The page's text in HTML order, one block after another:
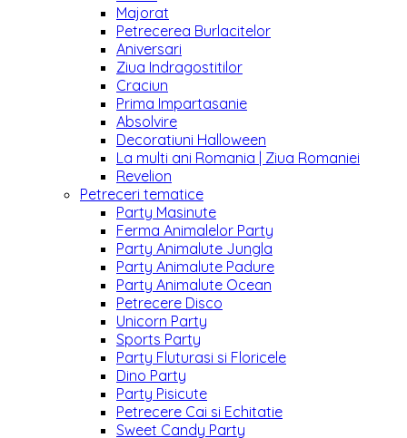
Majorat
Petrecerea Burlacitelor
Aniversari
Ziua Indragostitilor
Craciun
Prima Impartasanie
Absolvire
Decoratiuni Halloween
La multi ani Romania | Ziua Romaniei
Revelion
Petreceri tematice
Party Masinute
Ferma Animalelor Party
Party Animalute Jungla
Party Animalute Padure
Party Animalute Ocean
Petrecere Disco
Unicorn Party
Sports Party
Party Fluturasi si Floricele
Dino Party
Party Pisicute
Petrecere Cai si Echitatie
Sweet Candy Party